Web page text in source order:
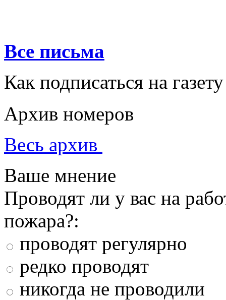
Все письма
Как подписаться на газету
Архив номеров
Весь архив
Ваше мнение
Проводят ли у вас на
пожара?:
проводят регулярно
редко проводят
никогда не проводили